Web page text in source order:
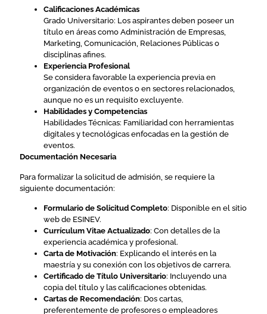
Calificaciones Académicas
Grado Universitario: Los aspirantes deben poseer un
título en áreas como Administración de Empresas,
Marketing, Comunicación, Relaciones Públicas o
disciplinas afines.
Experiencia Profesional
Se considera favorable la experiencia previa en
organización de eventos o en sectores relacionados,
aunque no es un requisito excluyente.
Habilidades y Competencias
Habilidades Técnicas: Familiaridad con herramientas
digitales y tecnológicas enfocadas en la gestión de
eventos.
Documentación Necesaria
Para formalizar la solicitud de admisión, se requiere la
siguiente documentación:
Formulario de Solicitud Completo: Disponible en el sitio
web de ESINEV.
Currículum Vitae Actualizado: Con detalles de la
experiencia académica y profesional.
Carta de Motivación: Explicando el interés en la
maestría y su conexión con los objetivos de carrera.
Certificado de Título Universitario: Incluyendo una
copia del título y las calificaciones obtenidas.
Cartas de Recomendación: Dos cartas,
preferentemente de profesores o empleadores